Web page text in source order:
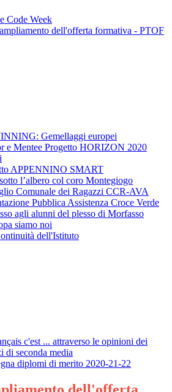
Code Week
dell'offerta formativa - PTOF
Gemellaggi europei
e Mentee Progetto HORIZON 2020
APPENNINO SMART
l’albero col coro Montegiogo
Comunale dei Ragazzi CCR-AVA
Pubblica Assistenza Croce Verde
agli alunni del plesso di Morfasso
siamo noi
dell'Istituto
c'est ... attraverso le opinioni dei
di seconda media
diplomi di merito 2020-21-22